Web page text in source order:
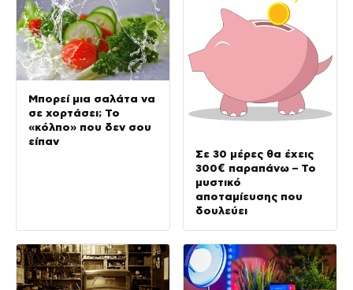
Μπορεί μια σαλάτα να
σε χορτάσει; Το
«κόλπο» που δεν σου
είπαν
Σε 30 μέρες θα έχεις
300€ παραπάνω – Το
μυστικό
αποταμίευσης που
δουλεύει